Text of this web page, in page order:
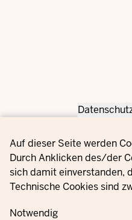
Privacy settings
Auf dieser Seite werden
Durch Anklicken des/der
sich damit einverstanden,
Technische Cookies sind
Notwendig